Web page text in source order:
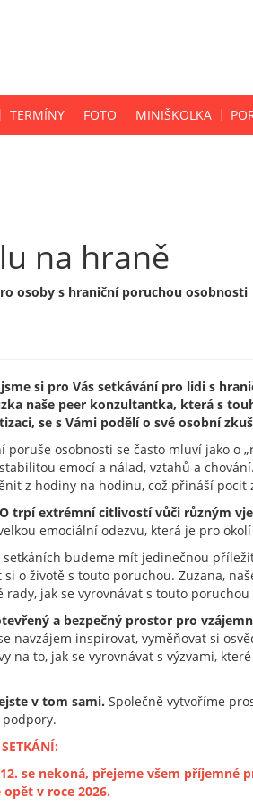
TERMÍNY FOTO MINIŠKOLKA
na hraně
osoby s hraniční poruchou osobnosti
si pro Vás setkávání pro lidi s
naše peer konzultantka, která s
se s Vámi podělí o své osobní
poruše osobnosti se často mluví jako o
emocí a nálad, vztahů a
z hodiny na hodinu, což přináší pocit
trpí extrémní citlivostí vůči různým
emociální odezvu, která je pro
setkáních budeme mít jedinečnou
si o životě s touto poruchou. Zuzana,
rady, jak se vyrovnávat s touto
a bezpečný prostor pro
navzájem inspirovat, vyměňovat si
na to, jak se vyrovnávat s výzvami,
v tom sami. Společně vytvoříme
se nekoná, přejeme všem příjemné
v roce 2026.